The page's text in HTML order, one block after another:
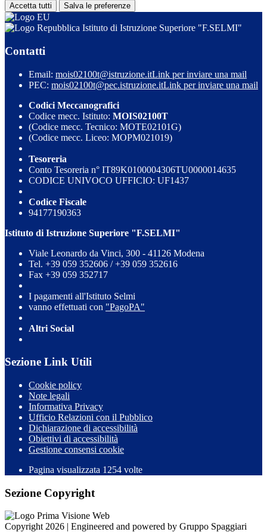
Accetta tutti Salva le preferenze
Istituto di Istruzione Superiore "F.SELMI"
Contatti
Email: mois02100t@istruzione.itLink per inviare una mail
PEC: mois02100t@pec.istruzione.itLink per inviare una mail
Codici Meccanografici
Codice mecc. Istituto: MOIS02100T
(Codice mecc. Tecnico: MOTE02101G)
(Codice mecc. Liceo: MOPM021019)
Tesoreria
Conto Tesoreria n° IT89K0100004306TU0000014635
CODICE UNIVOCO UFFICIO: UF1437
Codice Fiscale
94177190363
Istituto di Istruzione Superiore "F.SELMI"
Viale Leonardo da Vinci, 300 - 41126 Modena
Tel. +39 059 352606 / +39 059 352616
Fax +39 059 352717
I pagamenti all'Istituto Selmi
vanno effettuati con "PagoPA"
Altri Social
Sezione Link Utili
Cookie policy
Note legali
Informativa Privacy
Ufficio Relazioni con il Pubblico
Dichiarazione di accessibilità
Obiettivi di accessibilità
Gestione consensi cookie
Pagina visualizzata 1254 volte
Sezione Copyright
Copyright 2026 | Engineered and powered by Gruppo Spaggiari